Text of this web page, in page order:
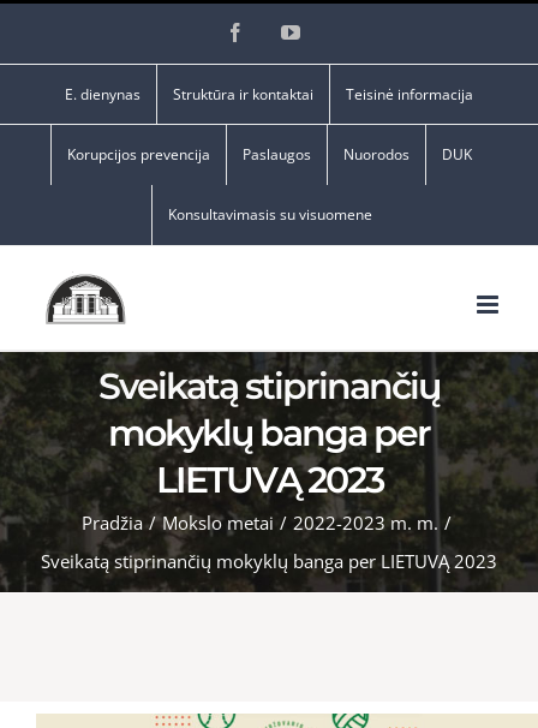
FacebookYouTube
E. dienynas Struktūra ir kontaktai Teisinė informacija
Korupcijos prevencija Paslaugos Nuorodos DUK
Konsultavimasis su visuomene
Sveikatą stiprinančių
mokyklų banga per
LIETUVĄ 2023
Pradžia / Mokslo metai / 2022-2023 m. m. /
Sveikatą stiprinančių mokyklų banga per LIETUVĄ 2023